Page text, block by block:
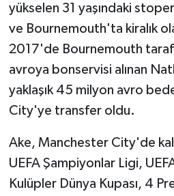
yükselen 31 yaşındaki
ve Bournemouth'ta kiralık
2017'de Bournemouth
avroya bonservisi alınan
yaklaşık 45 milyon avro
City'ye transfer oldu.
Ake, Manchester City'de
UEFA Şampiyonlar Ligi,
Kulüpler Dünya Kupası, 4